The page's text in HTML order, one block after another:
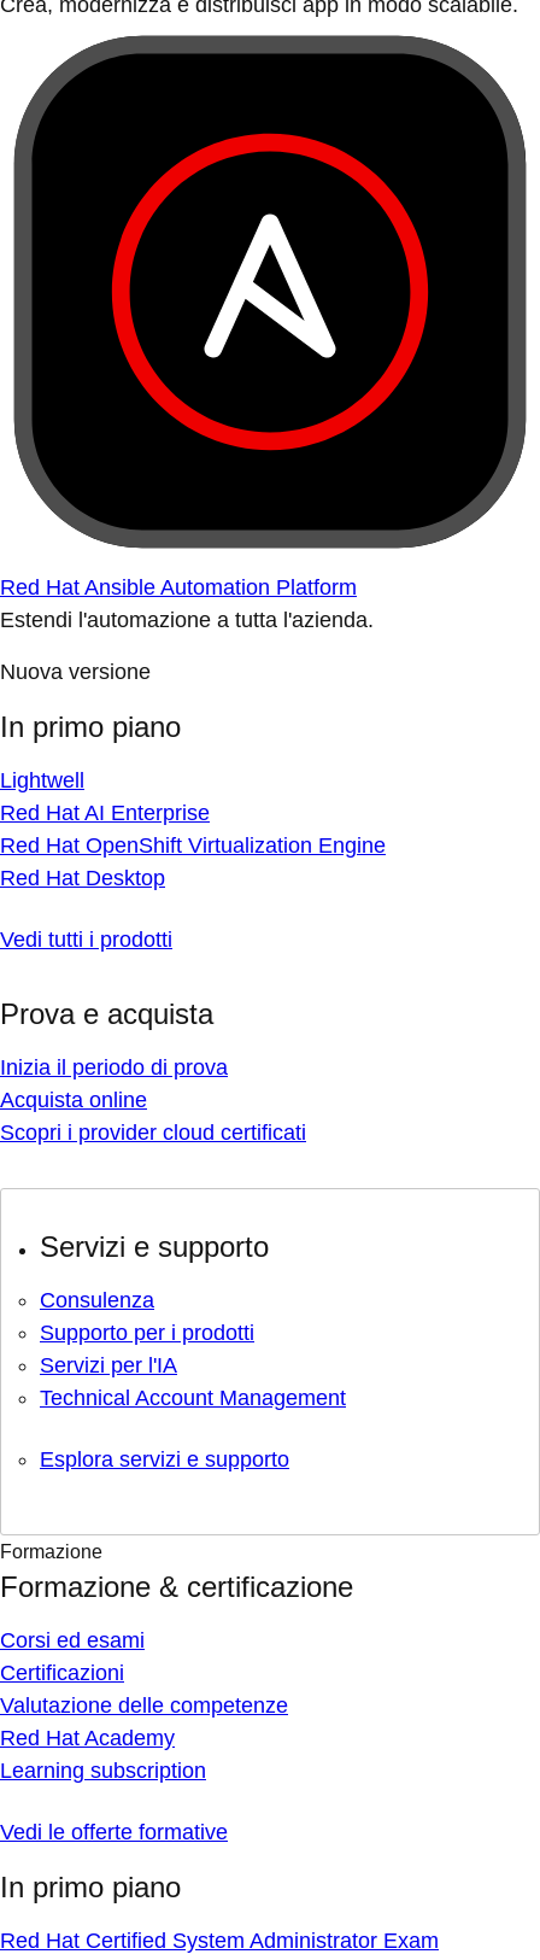
Crea, modernizza e distribuisci app in modo scalabile.
Red Hat Ansible Automation Platform
Estendi l'automazione a tutta l'azienda.
Nuova versione
In primo piano
Lightwell
Red Hat AI Enterprise
Red Hat OpenShift Virtualization Engine
Red Hat Desktop
Vedi tutti i prodotti
Prova e acquista
Inizia il periodo di prova
Acquista online
Scopri i provider cloud certificati
Servizi e supporto
Consulenza
Supporto per i prodotti
Servizi per l'IA
Technical Account Management
Esplora servizi e supporto
Formazione
Formazione & certificazione
Corsi ed esami
Certificazioni
Valutazione delle competenze
Red Hat Academy
Learning subscription
Vedi le offerte formative
In primo piano
Red Hat Certified System Administrator Exam